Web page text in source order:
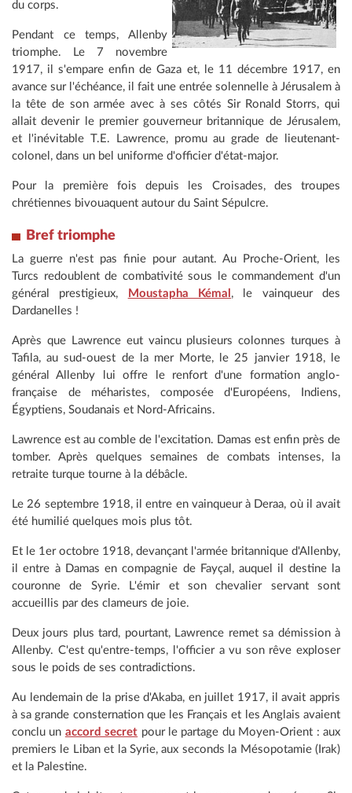
du corps.
Pendant ce temps, Allenby
triomphe. Le 7 novembre
1917, il s'empare enfin de Gaza et, le 11 décembre 1917, en
avance sur l'échéance, il fait une entrée solennelle à Jérusalem à
la tête de son armée avec à ses côtés Sir Ronald Storrs, qui
allait devenir le premier gouverneur britannique de Jérusalem,
et l'inévitable T.E. Lawrence, promu au grade de lieutenant-
colonel, dans un bel uniforme d'officier d'état-major.
Pour la première fois depuis les Croisades, des troupes
chrétiennes bivouaquent autour du Saint Sépulcre.
Bref triomphe
La guerre n'est pas finie pour autant. Au Proche-Orient, les
Turcs redoublent de combativité sous le commandement d'un
général prestigieux,
Moustapha Kémal , le vainqueur des
Dardanelles !
Après que Lawrence eut vaincu plusieurs colonnes turques à
Tafila, au sud-ouest de la mer Morte, le 25 janvier 1918, le
général Allenby lui offre le renfort d'une formation anglo-
française de méharistes, composée d'Européens, Indiens,
Égyptiens, Soudanais et Nord-Africains.
Lawrence est au comble de l'excitation. Damas est enfin près de
tomber. Après quelques semaines de combats intenses, la
retraite turque tourne à la débâcle.
Le 26 septembre 1918, il entre en vainqueur à Deraa, où il avait
été humilié quelques mois plus tôt.
Et le 1er octobre 1918, devançant l'armée britannique d'Allenby,
il entre à Damas en compagnie de Fayçal, auquel il destine la
couronne de Syrie. L'émir et son chevalier servant sont
accueillis par des clameurs de joie.
Deux jours plus tard, pourtant, Lawrence remet sa démission à
Allenby. C'est qu'entre-temps, l'officier a vu son rêve exploser
sous le poids de ses contradictions.
Au lendemain de la prise d'Akaba, en juillet 1917, il avait appris
à sa grande consternation que les Français et les Anglais avaient
conclu un accord secret pour le partage du Moyen-Orient : aux
premiers le Liban et la Syrie, aux seconds la Mésopotamie (Irak)
et la Palestine.